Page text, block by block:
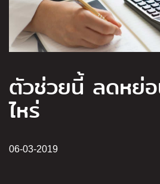
ตัวช่วยนี้ ลดหย่อ
ไหร่
06-03-2019